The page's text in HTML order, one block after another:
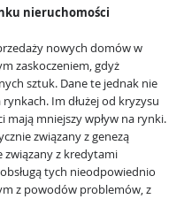
nieruchomości
nowych domów w
zaskoczeniem, gdyż
sztuk. Dane te jednak nie
Im dłużej od kryzysu
mniejszy wpływ na rynki.
związany z genezą
związany z kredytami
tych nieodpowiednio
z powodów problemów, z